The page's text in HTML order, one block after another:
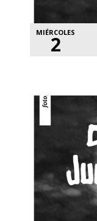
MIÉRCOLES
2